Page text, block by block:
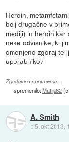
Heroin,
bolj drugačne v
mediji) in heroin kar
neke odvisnike, ki
omenjeno zgoraj te
uporabnikov
Zgodovina sprememb…
spremenilo:Matija82(
A. Smith
:: 5. okt 2013,